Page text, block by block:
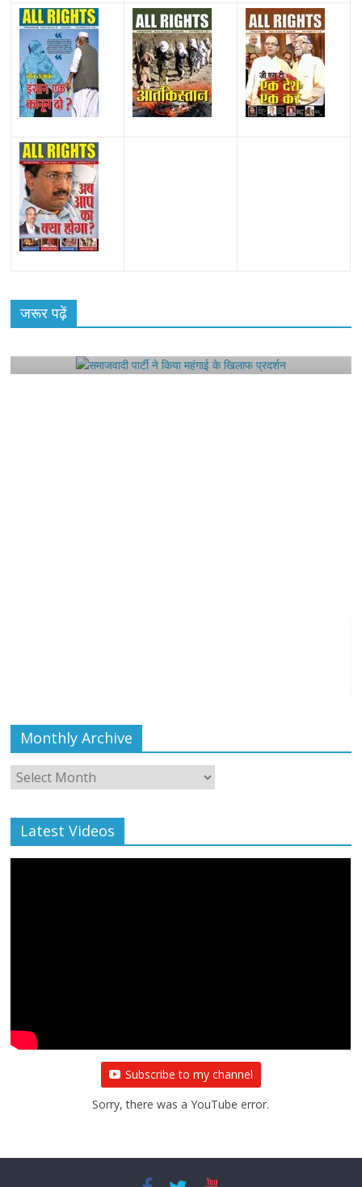
जरूर पढ़ें
राजनीतिक
समाजवादी पार्टी ने किया महंगाई के खिलाफ प्रदर्शन
Monthly Archive
Monthly
Archive
Latest Videos
Subscribe to my channel
Sorry, there was a YouTube error.